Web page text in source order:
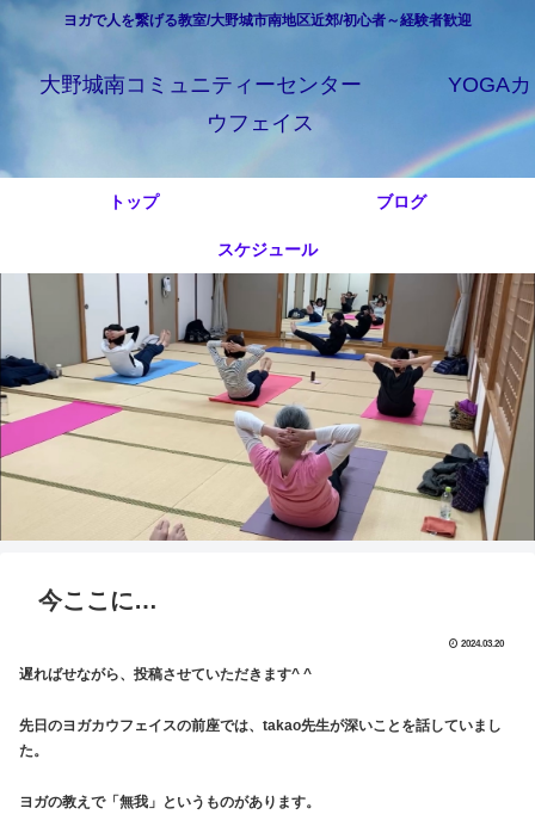
ヨガで人を繋げる教室/大野城市南地区近郊/初心者～経験者歓迎
大野城南コミュニティーセンター YOGAカ
ウフェイス
トップ ブログ
スケジュール
今ここに…
2024.03.20
遅ればせながら、投稿させていただきます^ ^
先日のヨガカウフェイスの前座では、takao先生が深いことを話していまし
た。
ヨガの教えで「無我」というものがあります。